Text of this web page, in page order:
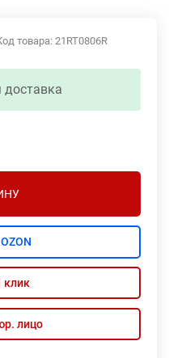
товара: 21RT0806R
доставка
клик
лицо